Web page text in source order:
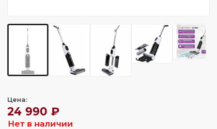
Цена:
24 990 ₽
Нет в наличии